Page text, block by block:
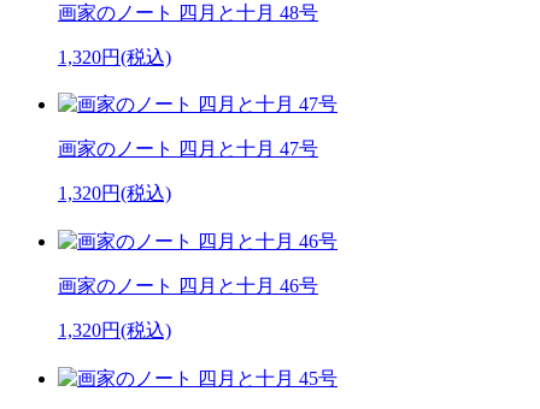
画家のノート 四月と十月 48号
1,320円(税込)
画家のノート 四月と十月 47号
1,320円(税込)
画家のノート 四月と十月 46号
1,320円(税込)